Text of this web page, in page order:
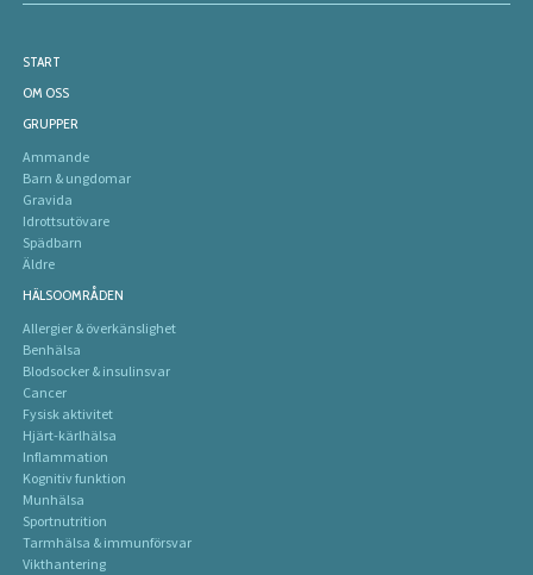
START
OM OSS
GRUPPER
Ammande
Barn & ungdomar
Gravida
Idrottsutövare
Spädbarn
Äldre
HÄLSOOMRÅDEN
Allergier & överkänslighet
Benhälsa
Blodsocker & insulinsvar
Cancer
Fysisk aktivitet
Hjärt-kärlhälsa
Inflammation
Kognitiv funktion
Munhälsa
Sportnutrition
Tarmhälsa & immunförsvar
Vikthantering